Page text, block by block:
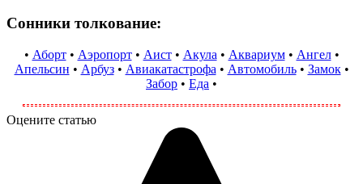
Сонники толкование:
• Аборт• Аэропорт• Аист• Акула • Аквариум• Ангел•
Апельсин • Арбуз• Авиакатастрофа • Автомобиль• Замок•
Забор • Еда •
Оцените статью